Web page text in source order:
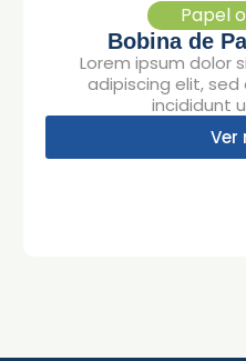
Papel
Bobina de
Lorem ipsum dolor
adipiscing elit,
incididunt
Ver